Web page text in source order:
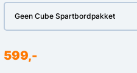
Geen Cube Spartbordpakket
599,-